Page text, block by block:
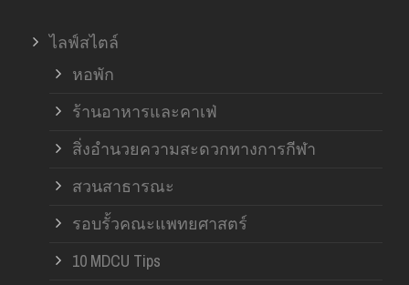
ไลฟ์สไตล์
หอพัก
ร้านอาหารและคาเฟ่
สิ่งอำนวยความสะดวกทางการกีฬา
สวนสาธารณะ
รอบรั้วคณะแพทยศาสตร์
10 MDCU Tips